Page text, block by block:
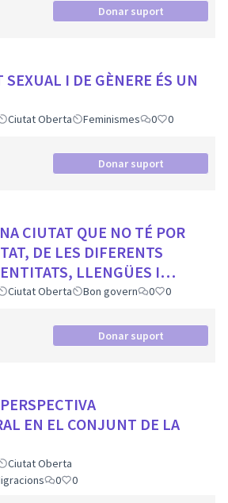
Donar suport
SEXUAL I DE GÈNERE ÉS UN
Ciutat Oberta Feminismes 0 0
Donar suport
CIUTAT QUE NO TÉ POR
DE LES DIFERENTS
LLENGÜES I
Ciutat Oberta Bon govern 0 0
Donar suport
EN EL CONJUNT DE LA
Ciutat Oberta
0 0